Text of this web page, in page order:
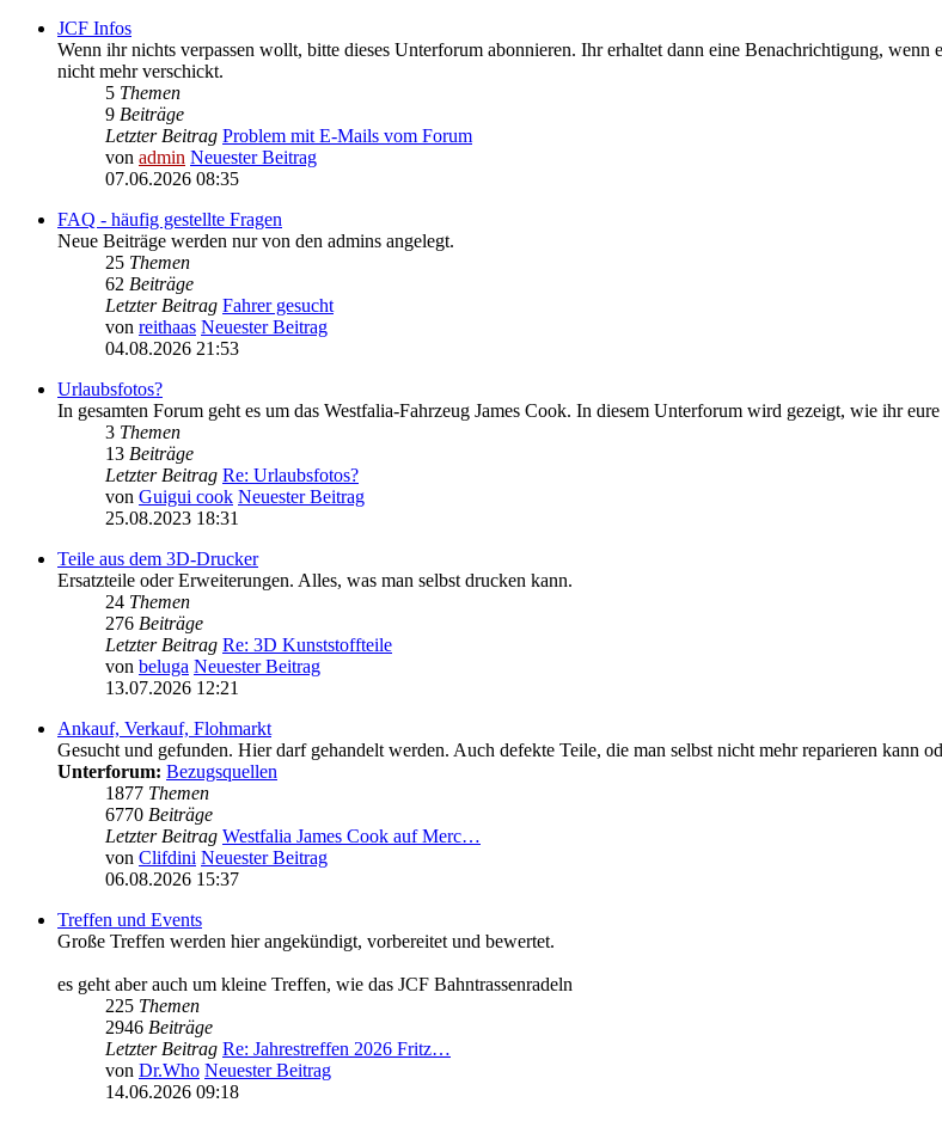
JCF Infos
Wenn ihr nichts verpassen wollt, bitte dieses Unterforum abonnieren. Ihr erhaltet dann eine Benachrichtigung,
nicht mehr verschickt.
5 Themen
9 Beiträge
Letzter Beitrag Problem mit E-Mails vom Forum
von admin Neuester Beitrag
07.06.2026 08:35
FAQ - häufig gestellte Fragen
Neue Beiträge werden nur von den admins angelegt.
25 Themen
62 Beiträge
Letzter Beitrag Fahrer gesucht
von reithaas Neuester Beitrag
04.08.2026 21:53
Urlaubsfotos?
In gesamten Forum geht es um das Westfalia-Fahrzeug James Cook. In diesem Unterforum wird gezeigt, wie ihr
3 Themen
13 Beiträge
Letzter Beitrag Re: Urlaubsfotos?
von Guigui cook Neuester Beitrag
25.08.2023 18:31
Teile aus dem 3D-Drucker
Ersatzteile oder Erweiterungen. Alles, was man selbst drucken kann.
24 Themen
276 Beiträge
Letzter Beitrag Re: 3D Kunststoffteile
von beluga Neuester Beitrag
13.07.2026 12:21
Ankauf, Verkauf, Flohmarkt
Gesucht und gefunden. Hier darf gehandelt werden. Auch defekte Teile, die man selbst nicht mehr reparieren kann
Unterforum: Bezugsquellen
1877 Themen
6770 Beiträge
Letzter Beitrag Westfalia James Cook auf Merc…
von Clifdini Neuester Beitrag
06.08.2026 15:37
Treffen und Events
Große Treffen werden hier angekündigt, vorbereitet und bewertet.
es geht aber auch um kleine Treffen, wie das JCF Bahntrassenradeln
225 Themen
2946 Beiträge
Letzter Beitrag Re: Jahrestreffen 2026 Fritz…
von Dr.Who Neuester Beitrag
14.06.2026 09:18